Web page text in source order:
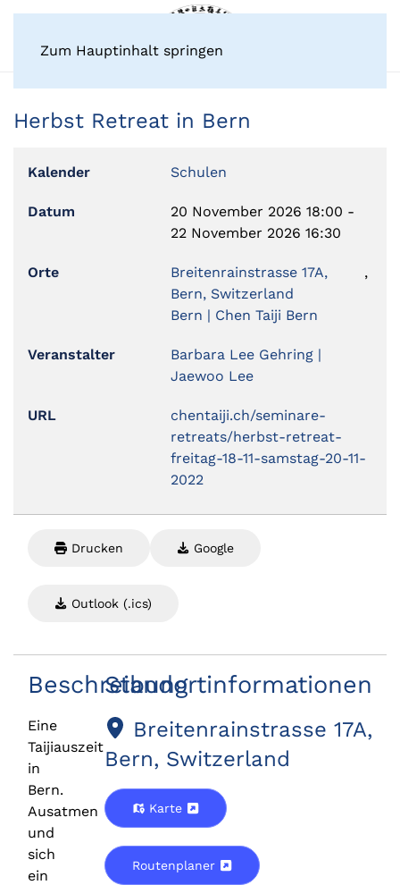
Zum Hauptinhalt springen
Herbst Retreat in Bern
Kalender Schulen
Datum 20 November 2026 18:00 -
22 November 2026 16:30
Orte
Breitenrainstrasse 17A,
Bern, Switzerland
,
Bern | Chen Taiji Bern
Veranstalter
Barbara Lee Gehring |
Jaewoo Lee
URL
chentaiji.ch/seminare-
retreats/herbst-retreat-
freitag-18-11-samstag-20-11-
2022
Drucken Google
Outlook (.ics)
Beschreibung
Eine
Taijiauszeit
in
Bern.
Ausatmen
und
sich
ein
Standortinformationen
Breitenrainstrasse 17A,
Bern, Switzerland
Karte
Routenplaner